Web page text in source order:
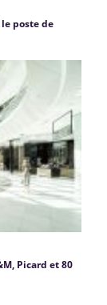
poste de
Picard et 80